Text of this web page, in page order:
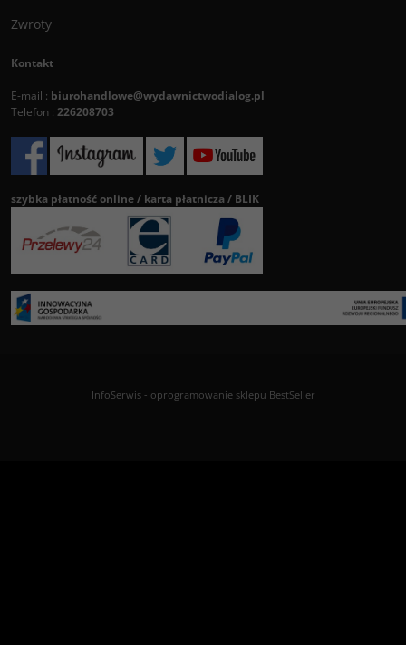
Zwroty
Kontakt
E-mail : biurohandlowe@wydawnictwodialog.pl
Telefon : 226208703
szybka płatność online / karta płatnicza / BLIK
InfoSerwis- oprogramowanie sklepu BestSeller